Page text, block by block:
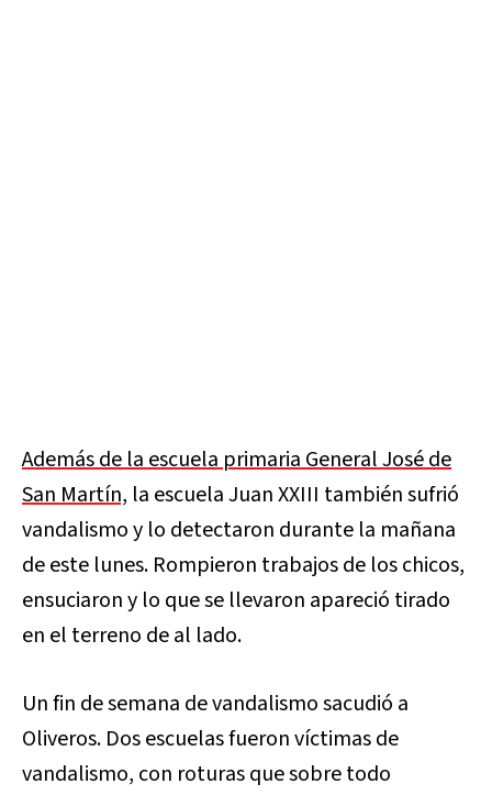
Además de la escuela primaria General José de
San Martín, la escuela Juan XXIII también sufrió
vandalismo y lo detectaron durante la mañana
de este lunes. Rompieron trabajos de los chicos,
ensuciaron y lo que se llevaron apareció tirado
en el terreno de al lado.
Un fin de semana de vandalismo sacudió a
Oliveros. Dos escuelas fueron víctimas de
vandalismo, con roturas que sobre todo